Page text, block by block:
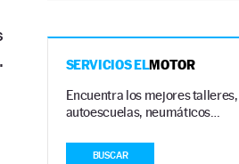
SERVICIOS ELMOTOR
Encuentra los mejores
autoescuelas, neumáticos…
BUSCAR